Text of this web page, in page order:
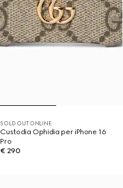
SOLD OUT ONLINE
Custodia Ophidia per iPhone 16
Pro
€ 290